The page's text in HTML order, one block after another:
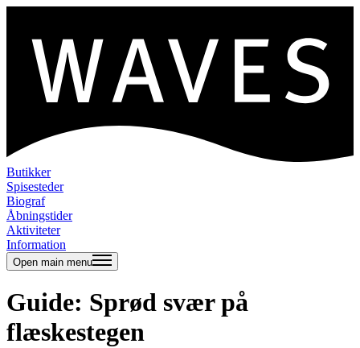
Butikker
Spisesteder
Biograf
Åbningstider
Aktiviteter
Information
Open main menu
Guide: Sprød svær på
flæskestegen